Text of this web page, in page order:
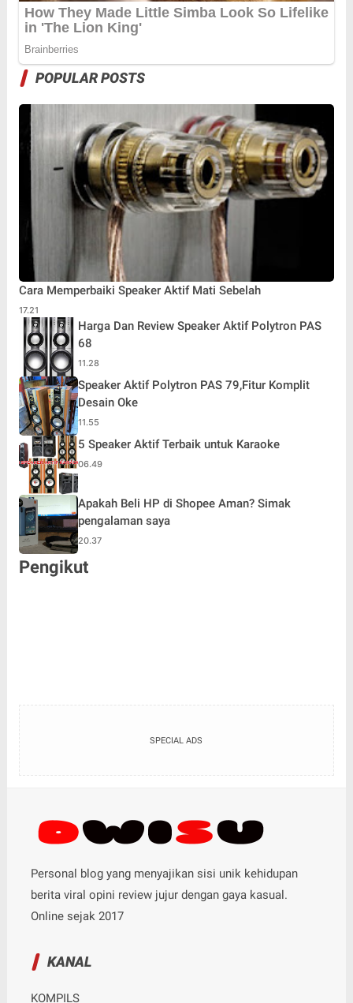
POPULAR POSTS
Cara Memperbaiki Speaker Aktif Mati Sebelah
17.21
Harga Dan Review Speaker Aktif Polytron PAS
68
11.28
Speaker Aktif Polytron PAS 79,Fitur Komplit
Desain Oke
11.55
5 Speaker Aktif Terbaik untuk Karaoke
06.49
Apakah Beli HP di Shopee Aman? Simak
pengalaman saya
20.37
Pengikut
SPECIAL ADS
Personal blog yang menyajikan sisi unik kehidupan
berita viral opini review jujur dengan gaya kasual.
Online sejak 2017
KANAL
KOMPILS